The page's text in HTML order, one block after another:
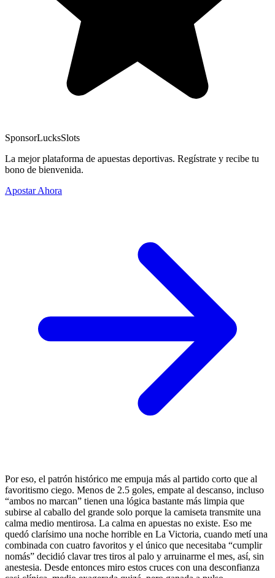
SponsorLucksSlots
La mejor plataforma de apuestas deportivas. Regístrate y recibe tu
bono de bienvenida.
Apostar Ahora
Por eso, el patrón histórico me empuja más al partido corto que al
favoritismo ciego. Menos de 2.5 goles, empate al descanso, incluso
“ambos no marcan” tienen una lógica bastante más limpia que
subirse al caballo del grande solo porque la camiseta transmite una
calma medio mentirosa. La calma en apuestas no existe. Eso me
quedó clarísimo una noche horrible en La Victoria, cuando metí una
combinada con cuatro favoritos y el único que necesitaba “cumplir
nomás” decidió clavar tres tiros al palo y arruinarme el mes, así, sin
anestesia. Desde entonces miro estos cruces con una desconfianza